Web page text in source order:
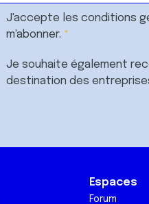
J'accepte les conditions
m'abonner.
Je souhaite également
destination des
Espaces
Forum